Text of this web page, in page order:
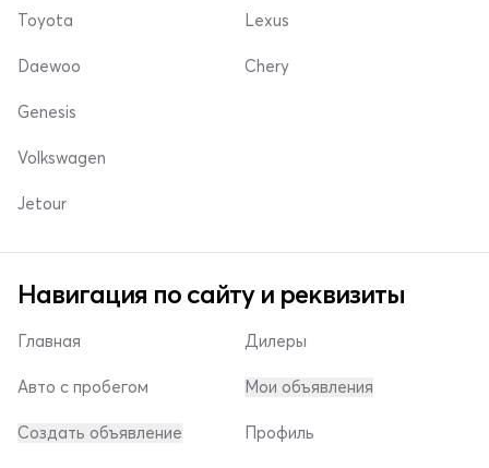
Toyota
Daewoo
Lexus
Chery
Genesis
Volkswagen
Jetour
Навигация по сайту и реквизиты
Главная
Авто с пробегом
Создать объявление
Дилеры
Мои объявления
Профиль